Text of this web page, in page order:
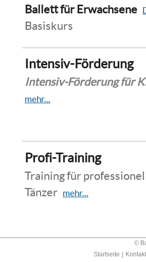
Ballett für Erwachsene
Basiskurs
Intensiv-Förderung
Intensiv-Förderung für
mehr...
Profi-Training
Training für
Tänzer mehr...
©
Startseite
Kontakt